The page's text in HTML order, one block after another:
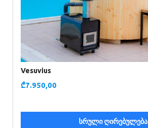
Vesuvius
₾7.950,00
სრული ღირებულება